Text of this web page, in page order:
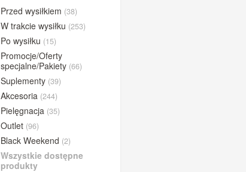
BRL
BUFF®
BYE
Close the gap
Compressport
Concap
CyclOn
Dextro Energy
ESI Grips
Etixx
Przed wysiłkiem (38)
W trakcie wysiłku (253)
Po wysiłku (15)
Promocje/Oferty
specjalne/Pakiety (66)
Suplementy (39)
Akcesoria (244)
Pielęgnacja (35)
Outlet (96)
Black Weekend (2)
Wszystkie dostępne
produkty